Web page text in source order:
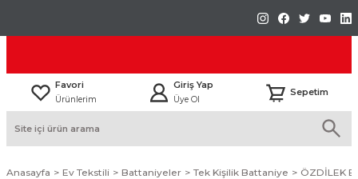
Favori
Ürünlerim
Giriş Yap
Üye Ol
Sepetim
Anasayfa Ev Tekstili Battaniyeler Tek Kişilik Battaniye ÖZDİLEK